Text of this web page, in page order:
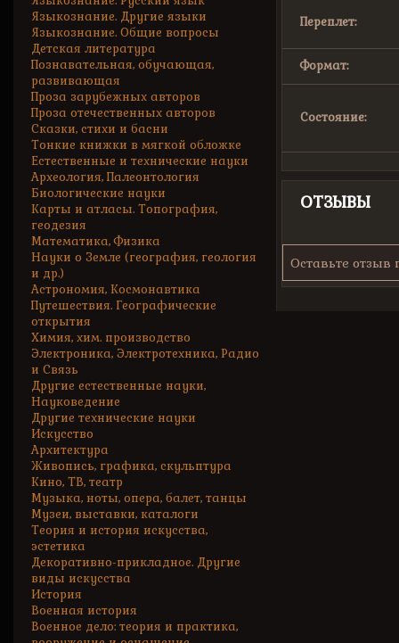
Языкознание. Другие языки
Языкознание. Общие вопросы
Детская литература
Познавательная, обучающая,
развивающая
Проза зарубежных авторов
Проза отечественных авторов
Сказки, стихи и басни
Тонкие книжки в мягкой обложке
Естественные и технические науки
Археология, Палеонтология
Биологические науки
Карты и атласы. Топография,
геодезия
Математика, Физика
Науки о Земле (география, геология
и др.)
Астрономия, Космонавтика
Путешествия. Географические
открытия
Химия, хим. производство
Электроника, Электротехника, Радио
и Связь
Другие естественные науки,
Науковедение
Другие технические науки
Искусство
Архитектура
Живопись, графика, скульптура
Кино, ТВ, театр
Музыка, ноты, опера, балет, танцы
Музеи, выставки, каталоги
Теория и история искусства,
эстетика
Декоративно-прикладное. Другие
виды искусства
История
Военная история
Военное дело: теория и практика,
Переплет:
Формат:
Состояние:
ОТЗЫВЫ
Оставьте отзыв